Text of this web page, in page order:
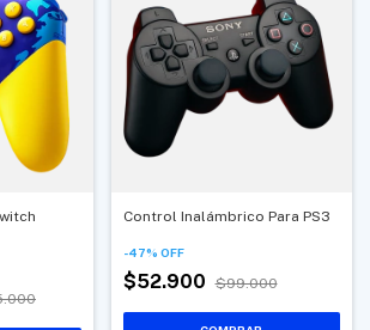
Control Inalámbrico Para PS3
-47% OFF
$52.900 $99.000